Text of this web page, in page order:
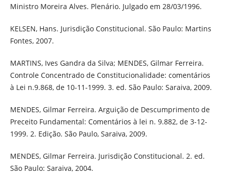
Ministro Moreira Alves. Plenário. Julgado em 28/03/1996.
KELSEN, Hans. Jurisdição Constitucional. São Paulo: Martins
Fontes, 2007.
MARTINS, Ives Gandra da Silva; MENDES, Gilmar Ferreira.
Controle Concentrado de Constitucionalidade: comentários
à Lei n.9.868, de 10-11-1999. 3. ed. São Paulo: Saraiva, 2009.
MENDES, Gilmar Ferreira. Arguição de Descumprimento de
Preceito Fundamental: Comentários à lei n. 9.882, de 3-12-
1999. 2. Edição. São Paulo, Saraiva, 2009.
MENDES, Gilmar Ferreira. Jurisdição Constitucional. 2. ed.
São Paulo: Saraiva, 2004.